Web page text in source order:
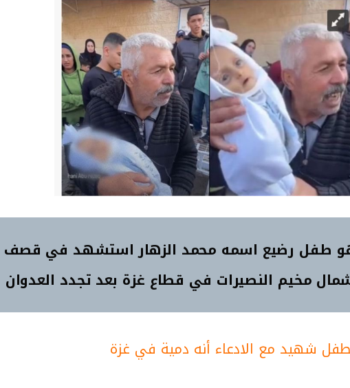
طفل رضيع اسمه محمد الزهار استشهد في قصف
مخيم النصيرات في قطاع غزة بعد تجدد العدوان
شهيد مع الادعاء أنه دمية في غزة